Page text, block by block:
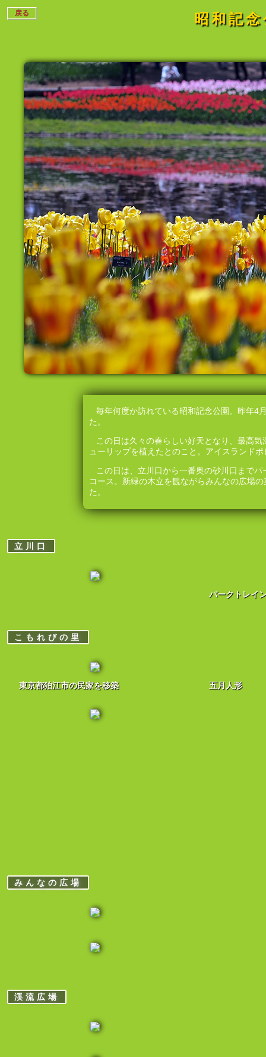
戻る 昭和記
毎年何度か訪れている昭和記念公園。昨年4
た。
この日は久々の春らしい好天となり、最高
ューリップを植えたとのこと。アイスランド
この日は、立川口から一番奥の砂川口まで
コース。新緑の木立を観ながらみんなの広場
た。
立川口
パークトレイ
こもれびの里
東京都狛江市の民家を移築 五月人形
みんなの広場
渓流広場